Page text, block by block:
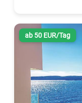
ab 50 EUR/Tag